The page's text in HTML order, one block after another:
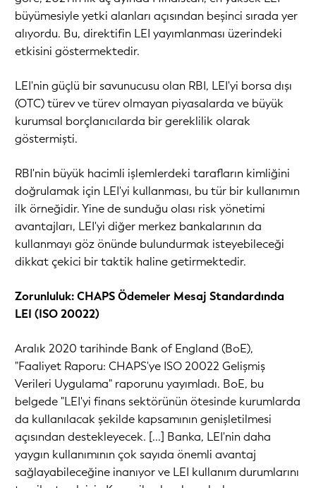
büyümesiyle yetki alanları açısından beşinci sırada yer
alıyordu. Bu, direktifin LEI yayımlanması üzerindeki
etkisini göstermektedir.
LEI'nin güçlü bir savunucusu olan RBI, LEI'yi borsa dışı
(OTC) türev ve türev olmayan piyasalarda ve büyük
kurumsal borçlanıcılarda bir gereklilik olarak
göstermişti.
RBI'nin büyük hacimli işlemlerdeki tarafların kimliğini
doğrulamak için LEI'yi kullanması, bu tür bir kullanımın
ilk örneğidir. Yine de sunduğu olası risk yönetimi
avantajları, LEI'yi diğer merkez bankalarının da
kullanmayı göz önünde bulundurmak isteyebileceği
dikkat çekici bir taktik haline getirmektedir.
Zorunluluk: CHAPS Ödemeler Mesaj Standardında
LEI (ISO 20022)
Aralık 2020 tarihinde Bank of England (BoE),
"Faaliyet Raporu: CHAPS'ye ISO 20022 Gelişmiş
Verileri Uygulama" raporunu yayımladı. BoE, bu
belgede "LEI'yi finans sektörünün ötesinde kurumlarda
da kullanılacak şekilde kapsamının genişletilmesi
açısından destekleyecek. [...] Banka, LEI'nin daha
yaygın kullanımının çok sayıda önemli avantaj
sağlayabileceğine inanıyor ve LEI kullanım durumlarını